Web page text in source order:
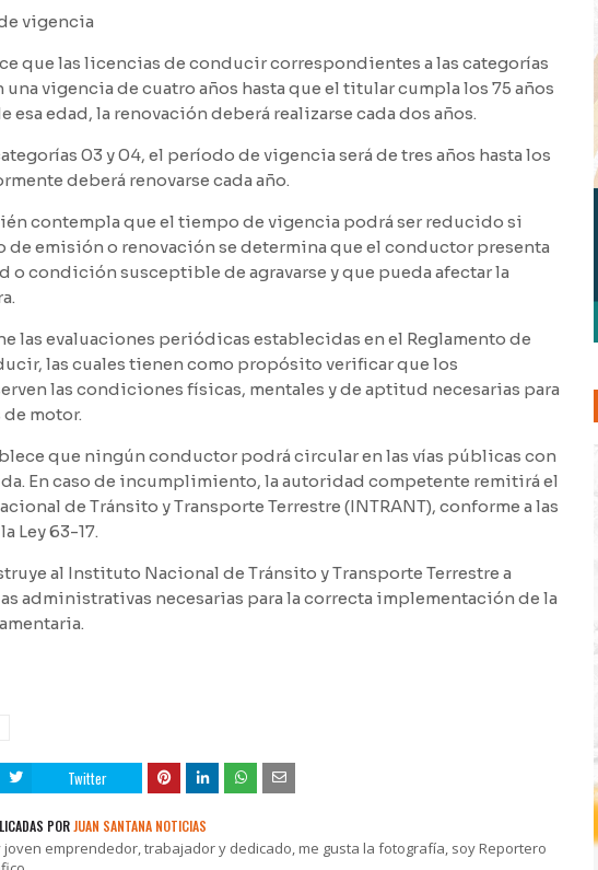
vigencia
que las licencias de conducir correspondientes a las categorías
una vigencia de cuatro años hasta que el titular cumpla los 75 años
esa edad, la renovación deberá realizarse cada dos años.
03 y 04, el período de vigencia será de tres años hasta los
deberá renovarse cada año.
contempla que el tiempo de vigencia podrá ser reducido si
de emisión o renovación se determina que el conductor presenta
o condición susceptible de agravarse y que pueda afectar la
las evaluaciones periódicas establecidas en el Reglamento de
las cuales tienen como propósito verificar que los
las condiciones físicas, mentales y de aptitud necesarias para
motor.
que ningún conductor podrá circular en las vías públicas con
En caso de incumplimiento, la autoridad competente remitirá el
de Tránsito y Transporte Terrestre (INTRANT), conforme a las
Ley 63-17.
al Instituto Nacional de Tránsito y Transporte Terrestre a
administrativas necesarias para la correcta implementación de la
Twitter
PORJUAN SANTANA NOTICIAS
joven emprendedor, trabajador y dedicado, me gusta la fotografía, soy Reportero